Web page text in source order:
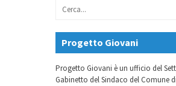
Progetto Giovani
Progetto Giovani è un ufficio del
Gabinetto del Sindaco del Comune